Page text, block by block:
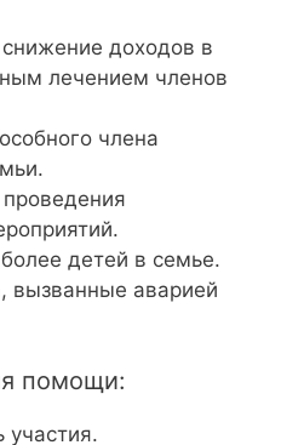
доходов в
лечением членов
члена
детей в семье.
вызванные аварией
помощи:
участия.